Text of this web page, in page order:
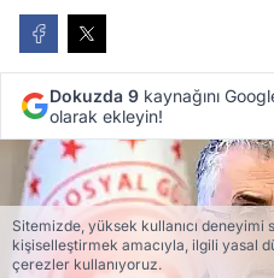
Dokuzda 9 kaynağını
olarak ekleyin!
Sitemizde, yüksek kullanıcı
kişiselleştirmek amacıyla, ilgili yasal
çerezler kullanıyoruz.